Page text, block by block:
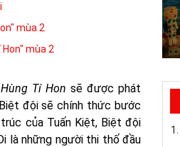
mùa 2
mùa 2
Tí Hon sẽ được phát
đội sẽ chính thức bước
của Tuấn Kiệt, Biệt đội
là những người thi thố đầu